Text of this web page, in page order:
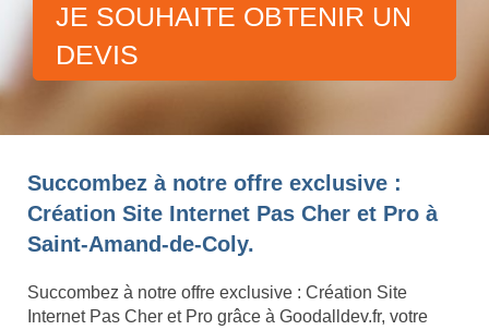
JE SOUHAITE OBTENIR UN
DEVIS
Succombez à notre offre exclusive :
Création Site Internet Pas Cher et Pro à
Saint-Amand-de-Coly.
Succombez à notre offre exclusive : Création Site
Internet Pas Cher et Pro grâce à Goodalldev.fr, votre